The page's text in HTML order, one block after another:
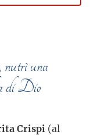
nutrì una
di Dio
Crispi (al